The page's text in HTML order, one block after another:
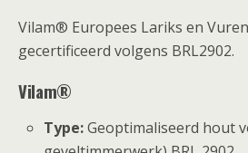
Vilam® Europees Lariks en
gecertificeerd volgens BRL2902.
Vilam®
Type:Geoptimaliseerd hout